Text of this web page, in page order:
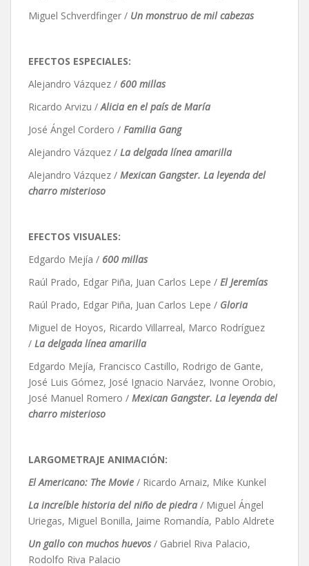
Miguel Schverdfinger / Un monstruo de mil cabezas
EFECTOS ESPECIALES:
Alejandro Vázquez / 600 millas
Ricardo Arvizu /Alicia en el país de María
José Ángel Cordero / Familia Gang
Alejandro Vázquez / La delgada línea amarilla
Alejandro Vázquez / Mexican Gangster. La leyenda del
charro misterioso
EFECTOS VISUALES:
Edgardo Mejía / 600 millas
Raúl Prado, Edgar Piña, Juan Carlos Lepe / El Jeremías
Raúl Prado, Edgar Piña, Juan Carlos Lepe / Gloria
Miguel de Hoyos, Ricardo Villarreal, Marco Rodríguez
/ La delgada línea amarilla
Edgardo Mejía, Francisco Castillo, Rodrigo de Gante,
José Luis Gómez, José Ignacio Narváez, Ivonne Orobio,
José Manuel Romero / Mexican Gangster. La leyenda del
charro misterioso
LARGOMETRAJE ANIMACIÓN:
El Americano: The Movie / Ricardo Arnaiz, Mike Kunkel
La increíble historia del niño de piedra / Miguel Ángel
Uriegas, Miguel Bonilla, Jaime Romandía, Pablo Aldrete
Un gallo con muchos huevos/ Gabriel Riva Palacio,
Rodolfo Riva Palacio